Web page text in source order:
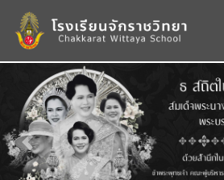
Previous